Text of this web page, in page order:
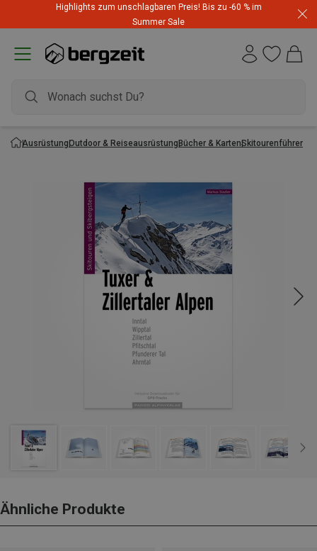
Highlights zum unschlagbaren Preis! Bis zu -60 % im
Summer Sale
AusrüstungOutdoor & ReiseausrüstungBücher & KartenSkitourenführer
Ähnliche Produkte